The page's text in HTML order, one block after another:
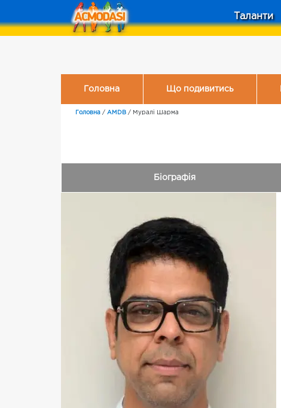
Таланти
Головна Що подивитись
Головна / AMDB / Муралі Шарма
Біографія